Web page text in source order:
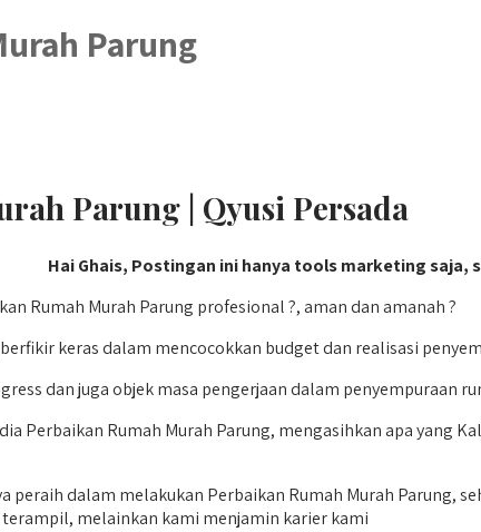
Parung
Parung | Qyusi Persada
Hai Ghais, Postingan ini hanya tools marketing saja,
Rumah Murah Parung profesional ?, aman dan amanah ?
keras dalam mencocokkan budget dan realisasi
dan juga objek masa pengerjaan dalam penyempuraan
Perbaikan Rumah Murah Parung, mengasihkan apa yang
peraih dalam melakukan Perbaikan Rumah Murah
melainkan kami menjamin karier kami